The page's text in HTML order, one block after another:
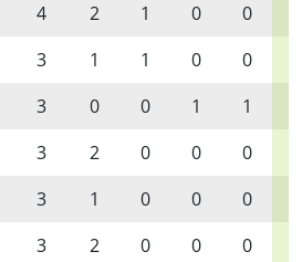
4 2 1 0 0
3 1 1 0 0
3 0 0 1 1
3 2 0 0 0
3 1 0 0 0
3 2 0 0 0